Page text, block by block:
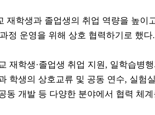
재학생과 졸업생의 취업 역량을 높이
정 운영을 위해 상호 협력하기로 했다.
재학생·졸업생 취업 지원, 일학습병
학생의 상호교류 및 공동 연수, 실험
동 개발 등 다양한 분야에서 협력 체